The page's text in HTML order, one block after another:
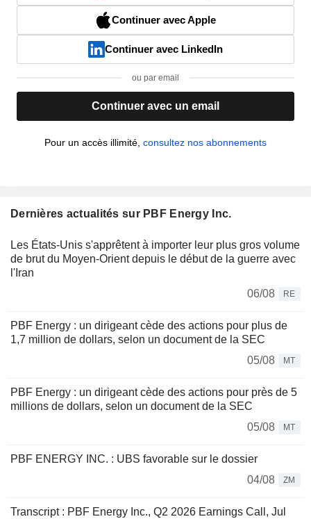
Continuer avec Apple
Continuer avec LinkedIn
ou par email
Continuer avec un email
Pour un accès illimité, consultez nos abonnements
Dernières actualités sur PBF Energy Inc.
Les États-Unis s'apprêtent à importer leur plus gros volume
de brut du Moyen-Orient depuis le début de la guerre avec
l'Iran
06/08
RE
PBF Energy : un dirigeant cède des actions pour plus de
1,7 million de dollars, selon un document de la SEC
05/08
MT
PBF Energy : un dirigeant cède des actions pour près de 5
millions de dollars, selon un document de la SEC
05/08
MT
PBF ENERGY INC. : UBS favorable sur le dossier
04/08
ZM
Transcript : PBF Energy Inc., Q2 2026 Earnings Call, Jul